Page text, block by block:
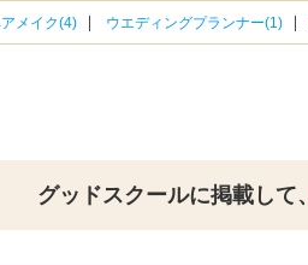
メイク(4) ウエディングプランナー(1)
グッドスクールに掲載して、